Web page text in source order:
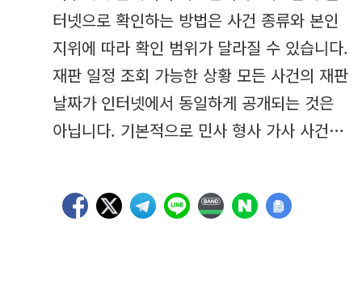
터넷으로 확인하는 방법은 사건 종류와 본인
지위에 따라 확인 범위가 달라질 수 있습니다.
재판 일정 조회 가능한 상황 모든 사건의 재판
날짜가 인터넷에서 동일하게 공개되는 것은
아닙니다. 기본적으로 민사 형사 가사 사건…